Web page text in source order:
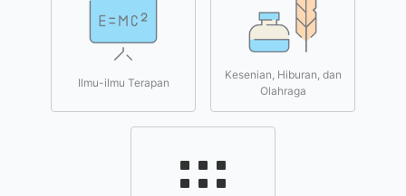
Ilmu-ilmu Terapan
Kesenian, Hiburan, dan
Olahraga